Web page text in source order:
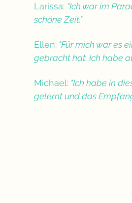
Larissa: "Ich war im
schöne Zeit."
Ellen: "Für mich war es
gebracht hat. Ich habe
Michael: "Ich habe in
gelernt und das